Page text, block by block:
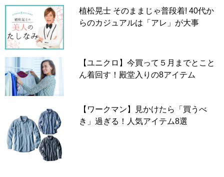
赤と黒の大きな格子柄が特徴的なアメカジを代表するバッ
りを感じさせない定番デザインなのですが、問題はシャツ
のシルエット。レディース服は今でこそ、メンズライクな
オーバーサイズシルエットが多いですが5年以上前までは
細身のシルエットが基本でした。
植松晃士 そのままじゃ普段着! 40代か
らのカジュアルは「アレ」が大事
【ユニクロ】今買って５月までとこと
ん着回す！殿堂入りの8アイテム
【ワークマン】見かけたら「買うべ
き」過ぎる！人気アイテム8選